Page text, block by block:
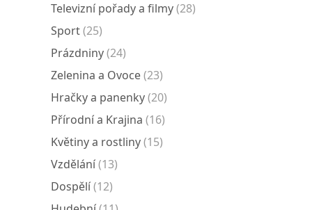
Televizní pořady a filmy(28)
Sport(25)
Prázdniny(24)
Zelenina a Ovoce(23)
Hračky a panenky(20)
Přírodní a Krajina (16)
Květiny a rostliny(15)
Vzdělání(13)
Dospělí(12)